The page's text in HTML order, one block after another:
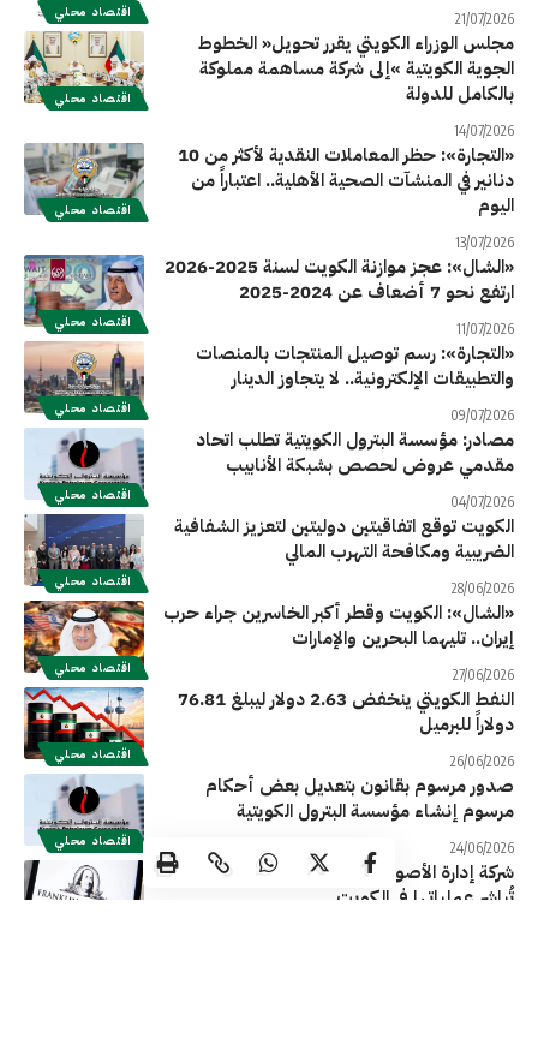
اقتصاد محلي 21/07/2026
اقتصاد محلي
‬بالكامل‭ ‬للدولة
14/07/2026
اقتصاد محلي
«التجارة»: حظر المعاملات النقدية لأكثر من 10
دنانير في المنشآت الصحية الأهلية.. اعتباراً من
اليوم
13/07/2026
اقتصاد محلي
«الشال»: عجز موازنة الكويت لسنة 2025-2026
ارتفع نحو 7 أضعاف عن 2024-2025
11/07/2026
اقتصاد محلي
«التجارة»: رسم توصيل المنتجات بالمنصات
والتطبيقات الإلكترونية.. لا يتجاوز الدينار
09/07/2026
اقتصاد محلي
مصادر: مؤسسة البترول الكويتية تطلب اتحاد
مقدمي عروض لحصص بشبكة الأنابيب
04/07/2026
اقتصاد محلي
الكويت توقع اتفاقيتين دوليتين لتعزيز الشفافية
الضريبية ومكافحة التهرب المالي
28/06/2026
اقتصاد محلي
«الشال»: الكويت وقطر أكبر الخاسرين جراء حرب
إيران.. تليهما البحرين والإمارات
27/06/2026
اقتصاد محلي
النفط الكويتي ينخفض 2.63 دولار ليبلغ 76.81
دولاراً للبرميل
26/06/2026
اقتصاد محلي
صدور مرسوم بقانون بتعديل بعض أحكام
مرسوم إنشاء مؤسسة البترول الكويتية
24/06/2026
شركة إدارة الأصول العالمية «فرانكلين تمبلتون»
تُباشر عملياتها في الكويت